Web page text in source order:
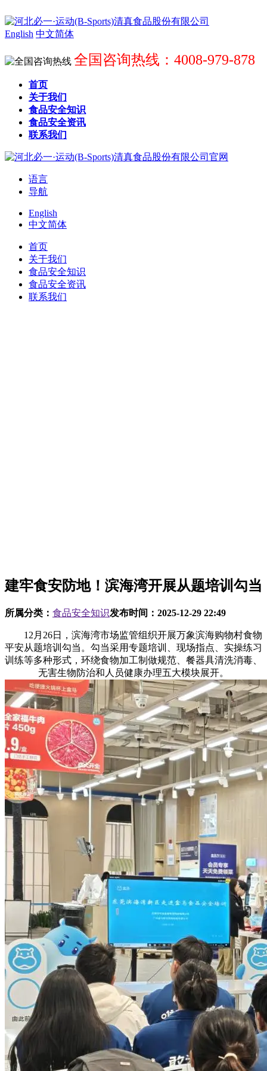
English 中文简体
全国咨询热线：4008-979-878
首页
关于我们
食品安全知识
食品安全资讯
联系我们
语言
导航
English
中文简体
首页
关于我们
食品安全知识
食品安全资讯
联系我们
建牢食安防地！滨海湾开展从题培训勾当
所属分类： 食品安全知识发布时间： 2025-12-29 22:49
12月26日，滨海湾市场监管组织开展万象滨海购物村食物
平安从题培训勾当。勾当采用专题培训、现场指点、实操练习
训练等多种形式，环绕食物加工制做规范、餐器具清洗消毒、
无害生物防治和人员健康办理五大模块展开。